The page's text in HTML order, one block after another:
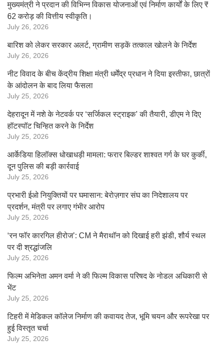
मुख्यमंत्री ने प्रदान की विभिन्न विकास योजनाओं एवं निर्माण कार्यों के लिए ₹
62 करोड़ की वित्तीय स्वीकृति।
July 26, 2026
बारिश को लेकर सरकार अलर्ट, ग्रामीण सड़कें तत्काल खोलने के निर्देश
July 26, 2026
नीट विवाद के बीच केंद्रीय शिक्षा मंत्री धर्मेंद्र प्रधान ने दिया इस्तीफा, छात्रों
के आंदोलन के बाद लिया फैसला
July 25, 2026
देहरादून में नशे के नेटवर्क पर ‘सर्जिकल स्ट्राइक’ की तैयारी, डीएम ने दिए
हॉटस्पॉट चिन्हित करने के निर्देश
July 25, 2026
आर्केडिया हिलॉक्स धोखाधड़ी मामला: फरार बिल्डर शाश्वत गर्ग के घर कुर्की,
दून पुलिस की बड़ी कार्रवाई
July 25, 2026
प्रभारी ईओ नियुक्तियों पर घमासान: बेरोज़गार संघ का निदेशालय पर
प्रदर्शन, मंत्री पर लगाए गंभीर आरोप
July 25, 2026
‘रन फॉर कारगिल हीरोज’: CM ने मैराथॉन को दिखाई हरी झंडी, शौर्य स्थल
पर दी श्रद्धांजलि
July 25, 2026
फिल्म अभिनेता अमन वर्मा ने की फिल्म विकास परिषद के नोडल अधिकारी से
भेंट
July 25, 2026
टिहरी में मेडिकल कॉलेज निर्माण की कवायद तेज, भूमि चयन और रूपरेखा पर
हुई विस्तृत चर्चा
July 25, 2026